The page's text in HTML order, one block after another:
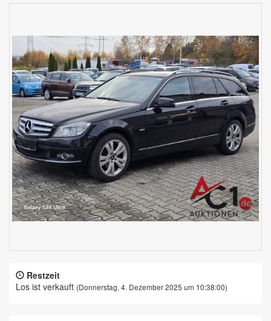
Restzeit
Los ist verkauft (Donnerstag, 4. Dezember 2025 um 10:38:00)